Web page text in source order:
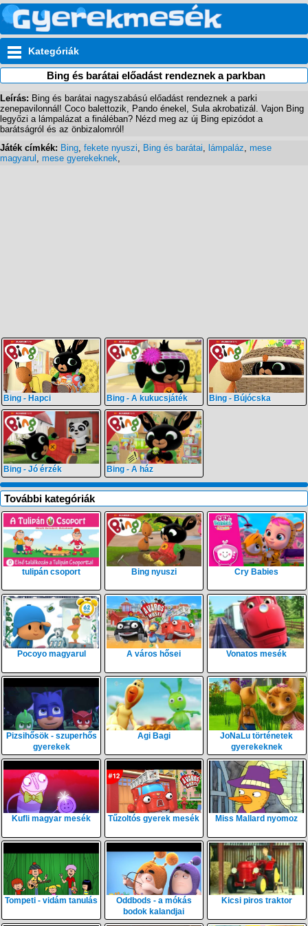
Kategóriák
Bing és barátai előadást rendeznek a parkban
Leírás: Bing és barátai nagyszabású előadást rendeznek a parki
zenepavilonnál! Coco balettozik, Pando énekel, Sula akrobatizál. Vajon Bing
legyőzi a lámpalázat a fináléban? Nézd meg az új Bing epizódot a
barátságról és az önbizalomról!
Játék címkék: Bing, fekete nyuszi, Bing és barátai, lámpaláz, mese
magyarul , mese gyerekeknek,
Bing - Hapci Bing - A kukucsjáték Bing - Bújócska
Bing - Jó érzék Bing - A ház
További kategóriák
tulipán csoport Bing nyuszi Cry Babies
Pocoyo magyarul A város hősei Vonatos mesék
Pizsihősök - szuperhős
gyerekek
Agi Bagi
JoNaLu történetek
gyerekeknek
Kufli magyar mesék Tűzoltós gyerek mesék Miss Mallard nyomoz
Tompeti - vidám tanulás
Oddbods - a mókás
bodok kalandjai
Kicsi piros traktor